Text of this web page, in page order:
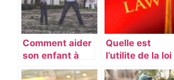
Comment aider
son enfant à
devenir
Quelle est
l’utilite de la loi
Murphy ?